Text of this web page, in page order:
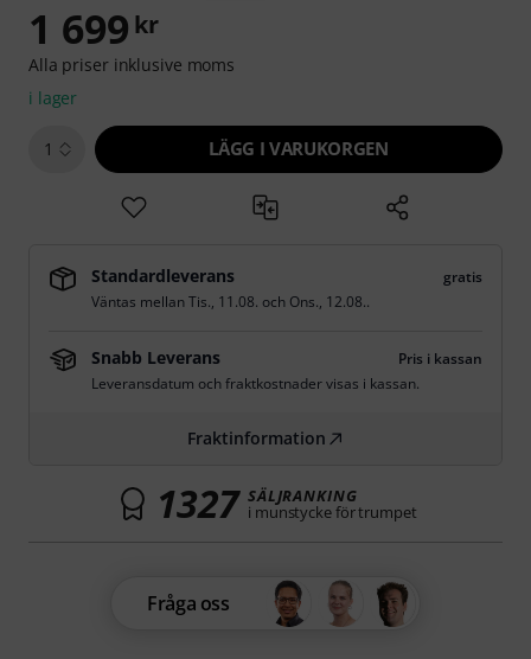
1 699 kr
Alla priser inklusive moms
i lager
1 LÄGG I VARUKORGEN
Standardleverans
gratis
Väntas mellanTis., 11.08. och Ons., 12.08..
Snabb Leverans
Pris i kassan
Leveransdatum och fraktkostnader visas i kassan.
Fraktinformation
1327 SÄLJRANKING
i munstycke för trumpet
Fråga oss